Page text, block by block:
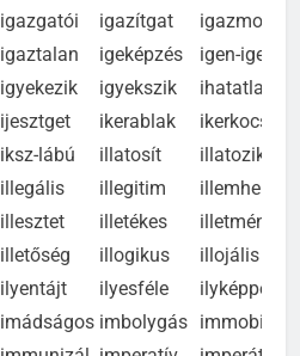
ifjútörök igásállat
igásbarom
igazgatói igazítgat
igazmondó
igaztalan igeképzés
igen-igen
igyekezik igyekszik
ihatatlan
ijesztget ikerablak
ikerkocsi
iksz-lábú illatosít
illatozik
illegális illegitim
illemhely
illesztet illetékes
illetmény
illetőség illogikus
illojális
ilyentájt ilyesféle
ilyképpen
imádságos imbolygás
immobilis